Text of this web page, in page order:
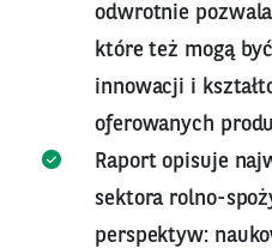
odwrotnie
które też mogą
innowacji i
oferowanych
Raport opisuje
sektora rolno-
perspektyw: